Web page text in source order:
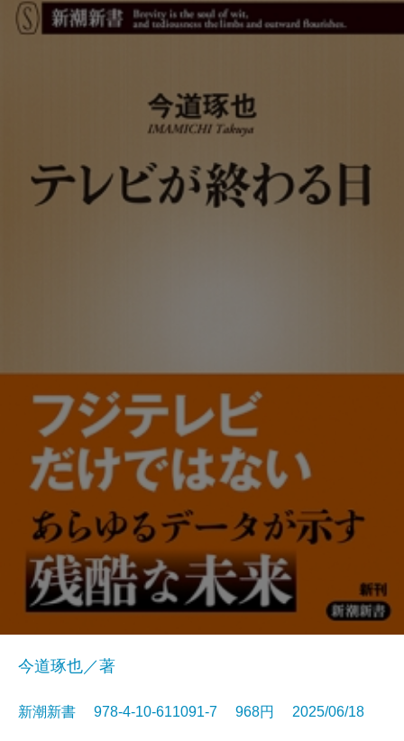
今道琢也／著
新潮新書 978-4-10-611091-7 968円 2025/06/18